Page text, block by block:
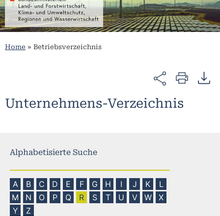
Home » Betriebsverzeichnis
Unternehmens-Verzeichnis
Alphabetisierte Suche
A B C D E F G H I J K
L
M
N O P Q R S T U V W
X
Y
Z